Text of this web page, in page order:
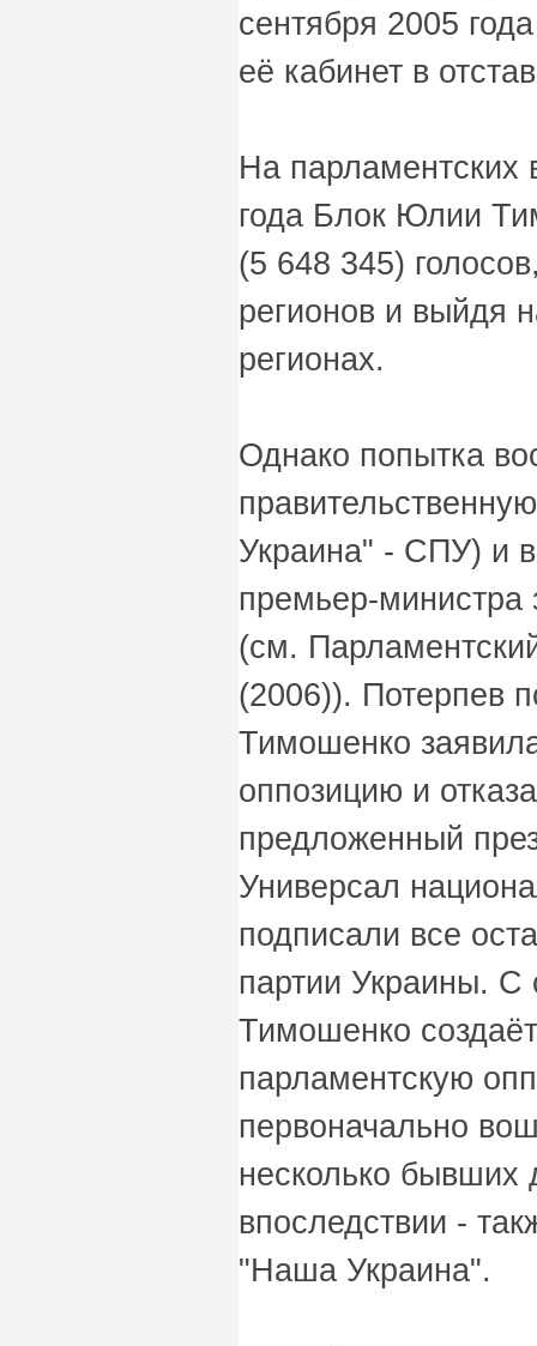
сентября 2005
её кабинет в
На парламентских
года Блок Юлии
(5 648 345)
регионов и выйдя
регионах.
Однако попытка
Украина" - СПУ) и
премьер-министра
(см.
(2006)). Потерпев
Тимошенко
оппозицию и
предложенный
Универсал
подписали все
партии Украины. С
Тимошенко
парламентскую
первоначально
несколько бывших
впоследствии -
"Наша Украина".